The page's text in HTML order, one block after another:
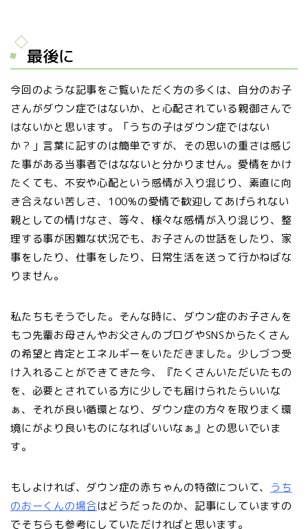
最後に
今回のような記事をご覧いただく方の多くは、自分のお子
さんがダウン症ではないか、と心配されている親御さんで
はないかと思います。「うちの子はダウン症ではない
か？」言葉に記すのは簡単ですが、その思いの重さは感じ
た事がある当事者ではなないと分かりません。愛情をかけ
たくても、不安や心配という感情が入り混じり、素直に向
き合えない苦しさ、100%の愛情で歓迎してあげられない
親としての情けなさ、等々、様々な感情が入り混じり、整
理する事が困難な状況でも、お子さんの世話をしたり、家
事をしたり、仕事をしたり、日常生活を送って行かねばな
りません。
私たちもそうでした。そんな時に、ダウン症のお子さんを
もつ先輩お母さんやお父さんのブログやSNSからたくさん
の希望と肯定とエネルギーをいただきました。少しづつ受
け入れることができてきた今、『たくさんいただいたもの
を、必要とされている方に少しでも届けられたらいいな
ぁ、それが良い循環となり、ダウン症の方々を取りまく環
境にがより良いものになればいいなぁ』との思いでいま
す。
もしよければ、ダウン症の赤ちゃんの特徴について、 うち
のおーくんの場合はどうだったのか、記事にしていますの
でそちらも参考にしていただければと思います。